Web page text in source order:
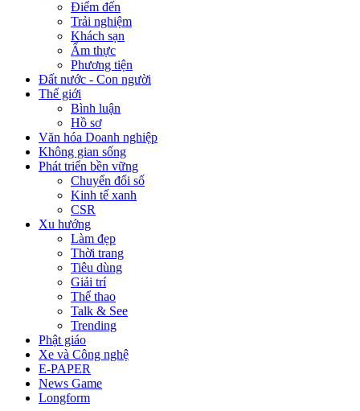
Điểm đến
Trải nghiệm
Khách sạn
Ẩm thực
Phương tiện
Đất nước - Con người
Thế giới
Bình luận
Hồ sơ
Văn hóa Doanh nghiệp
Không gian sống
Phát triển bền vững
Chuyển đổi số
Kinh tế xanh
CSR
Xu hướng
Làm đẹp
Thời trang
Tiêu dùng
Giải trí
Thể thao
Talk & See
Trending
Phật giáo
Xe và Công nghệ
E-PAPER
News Game
Longform